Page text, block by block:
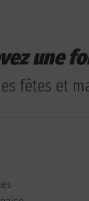
une
fêtes et